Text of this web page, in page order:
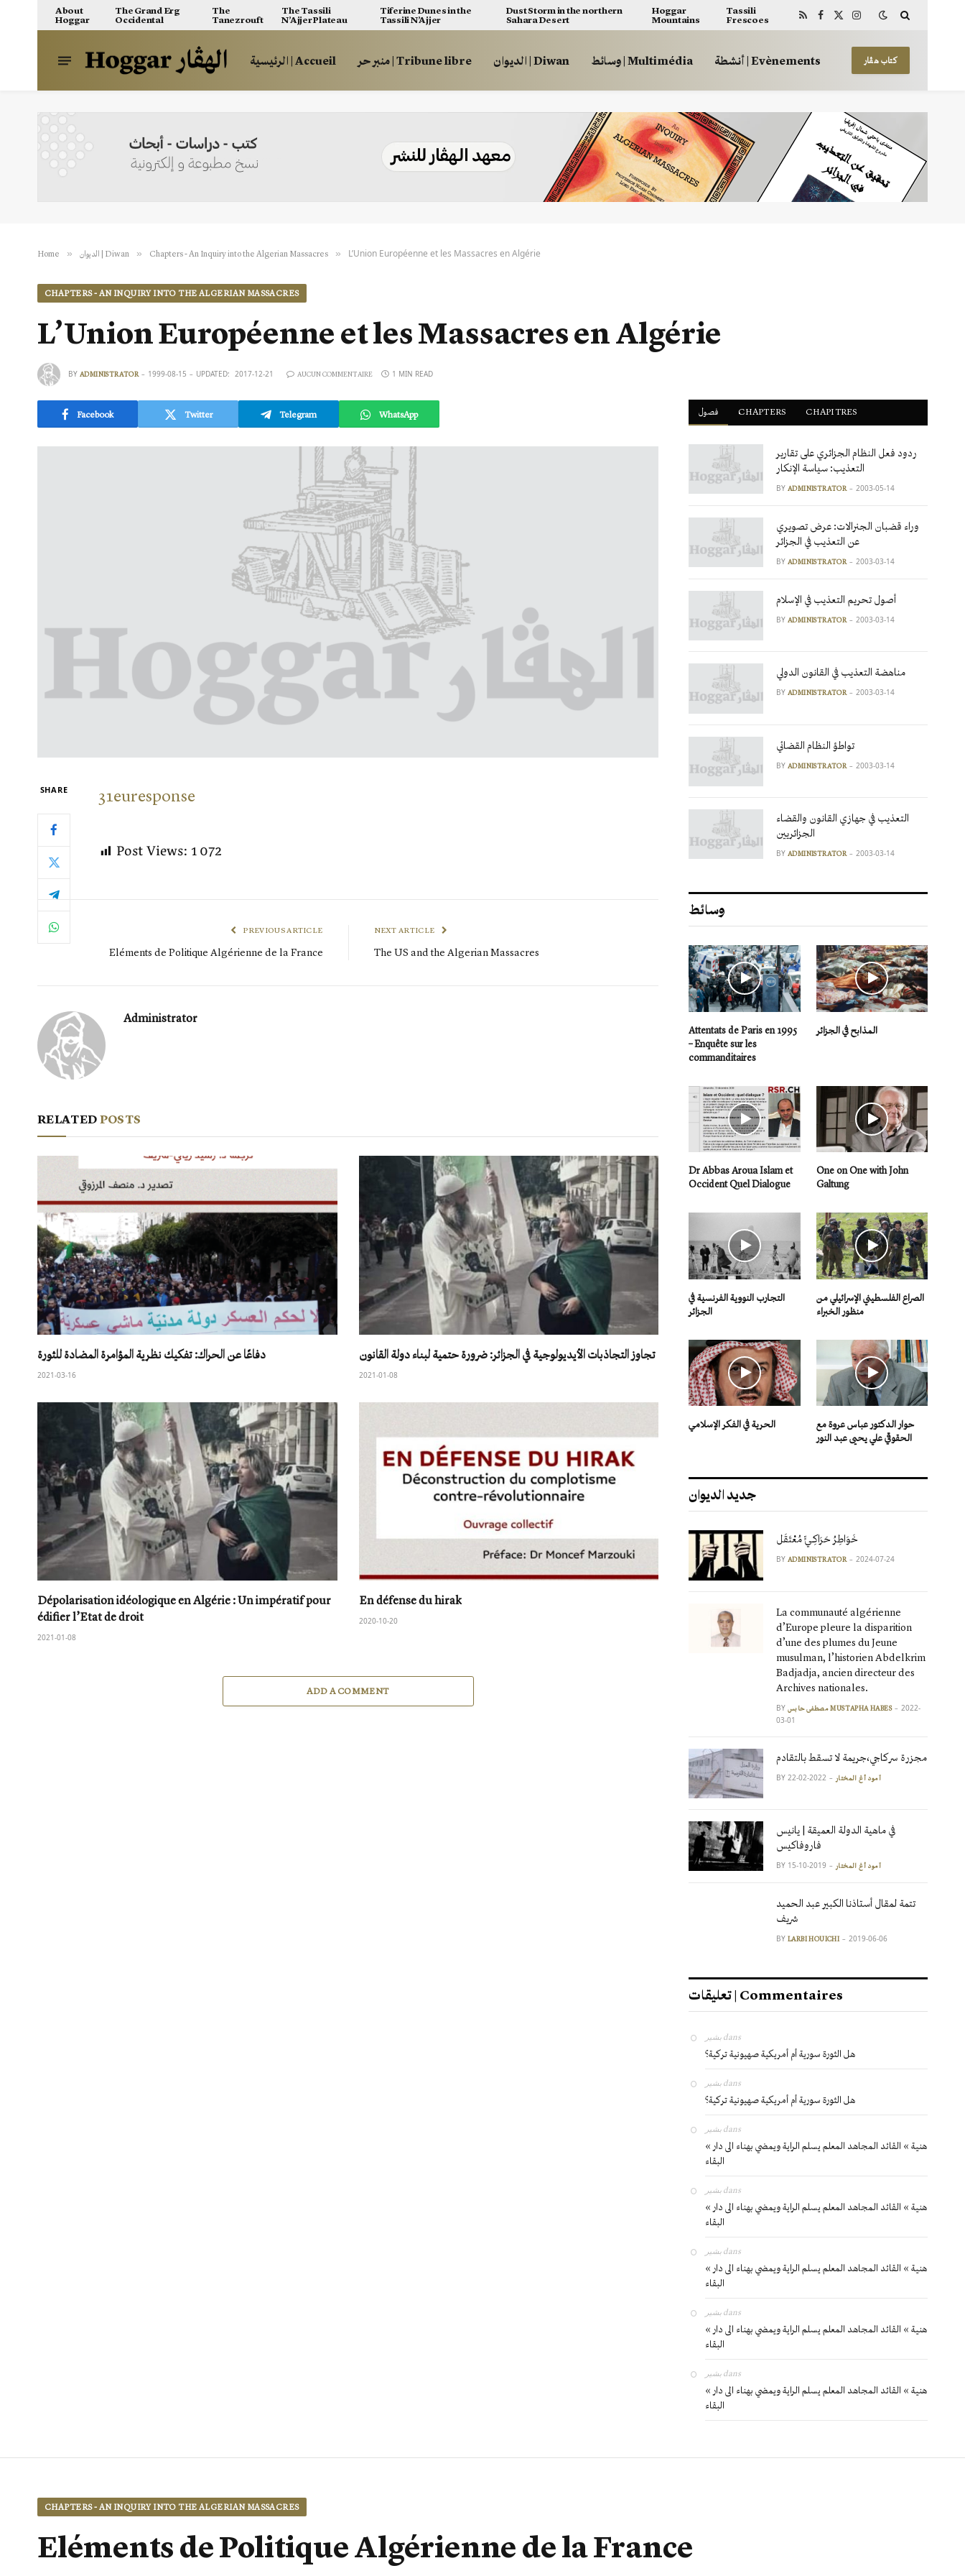
About
Hoggar
The Grand Erg
Occidental
The
Tanezrouft
The Tassili
N’Ajjer Plateau
Tiferine Dunes in the
Tassili N’Ajjer
Dust Storm in the northern
Sahara Desert
Hoggar
Mountains
Tassili
Frescoes
RSS Facebook
X
Instagram
الرئيسية | Accueil منبر حر | Tribune libre الديوان | Diwan وسائط | Multimédia أنشطة | Evènements كتاب هڤار
Home » الديوان | Diwan » Chapters - An Inquiry into the Algerian Massacres » L’Union Européenne et les Massacres en Algérie
CHAPTERS - AN INQUIRY INTO THE ALGERIAN MASSACRES
L’Union Européenne et les Massacres en Algérie
BY ADMINISTRATOR 1999-08-15 UPDATED: 2017-12-21 AUCUN COMMENTAIRE 1 MIN READ
Facebook Twitter Telegram WhatsApp
SHARE 31euresponse
Post Views:1 072
PREVIOUS ARTICLE
Eléments de Politique Algérienne de la France
NEXT ARTICLE
The US and the Algerian Massacres
Administrator
RELATEDPOSTS
دفاعًا عن الحراك: تفكيك نظرية المؤامرة المضادة للثورة
2021-03-16
تجاوز التجاذبات الأيديولوجية في الجزائر: ضرورة حتمية لبناء دولة القانون
2021-01-08
Dépolarisation idéologique en Algérie : Un impératif pour
édifier l’Etat de droit
2021-01-08
En défense du hirak
2020-10-20
ADD A COMMENT
فصول ْCHAPTERS CHAPITRES
ردود فعل النظام الجزائري على تقارير
التعذيب: سياسة الإنكار
BY ADMINISTRATOR 2003-05-14
وراء قضبان الجنرالات: عرض تصويري
عن التعذيب في الجزائر
BY ADMINISTRATOR 2003-03-14
أصول تحريم التعذيب في الإسلام
BY ADMINISTRATOR 2003-03-14
مناهضة التعذيب في القانون الدولي
BY ADMINISTRATOR 2003-03-14
تواطؤ النظام القضائي
BY ADMINISTRATOR 2003-03-14
التعذيب في جهازي القانون والقضاء
الجزائريين
BY ADMINISTRATOR 2003-03-14
وسائط
Attentats de Paris en 1995
– Enquête sur les
commanditaires
المذابح في الجزائر
Dr Abbas Aroua Islam et
Occident Quel Dialogue
One on One with John
Galtung
التجارب النووية الفرنسية في
الجزائر
الصراع الفلسطيني الإسرائيلي من
منظور الخبراء
الحرية في الفكر الإسلامي
حوار الدكتور عباس عروة مع
الحقوقي علي يحيى عبد النور
جديد الديوان
خَوَاطِرُ حَرَاكِـيٍّ مُعْتَقَل
BY ADMINISTRATOR 2024-07-24
La communauté algérienne
d’Europe pleure la disparition
d’une des plumes du Jeune
musulman, l’historien Abdelkrim
Badjadja, ancien directeur des
Archives nationales.
BY مصطفى حابس MUSTAPHA HABES
2022-
03-01
مجزرة سركاجي،جريمة لا تسقط بالتقادم
BY آمود أغ المختار 2022-02-22
في ماهية الدولة العميقة | يانيس
فاروفاكيس
BY آمود أغ المختار 2019-10-15
تتمة لمقال أستاذنا الكبير عبد الحميد
شريف
BY LARBI HOUICHI 2019-06-06
تعليقات | Commentaires
بشير dans
هل الثورة سورية أم أمريكية صهيونية تركية؟
بشير dans
هل الثورة سورية أم أمريكية صهيونية تركية؟
بشير dans
« هنية » القائد المجاهد المعلم يسلم الراية ويمضي بهناء الى دار
البقاء
بشير dans
« هنية » القائد المجاهد المعلم يسلم الراية ويمضي بهناء الى دار
البقاء
بشير dans
« هنية » القائد المجاهد المعلم يسلم الراية ويمضي بهناء الى دار
البقاء
بشير dans
« هنية » القائد المجاهد المعلم يسلم الراية ويمضي بهناء الى دار
البقاء
بشير dans
« هنية » القائد المجاهد المعلم يسلم الراية ويمضي بهناء الى دار
البقاء
CHAPTERS - AN INQUIRY INTO THE ALGERIAN MASSACRES
Eléments de Politique Algérienne de la France